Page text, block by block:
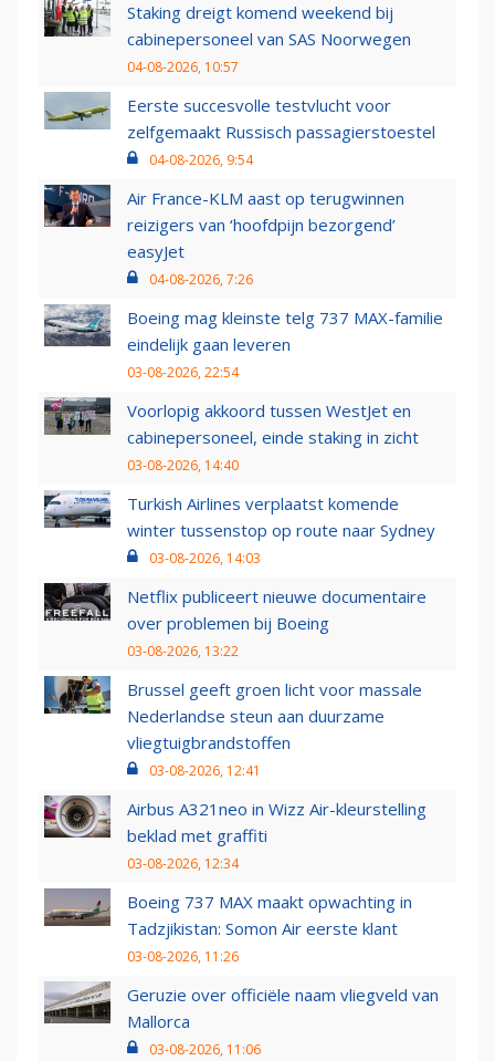
Staking dreigt komend weekend bij
cabinepersoneel van SAS Noorwegen
04-08-2026, 10:57
Eerste succesvolle testvlucht voor
zelfgemaakt Russisch passagierstoestel
04-08-2026, 9:54
Air France-KLM aast op terugwinnen
reizigers van ‘hoofdpijn bezorgend’
easyJet
04-08-2026, 7:26
Boeing mag kleinste telg 737 MAX-familie
eindelijk gaan leveren
03-08-2026, 22:54
Voorlopig akkoord tussen WestJet en
cabinepersoneel, einde staking in zicht
03-08-2026, 14:40
Turkish Airlines verplaatst komende
winter tussenstop op route naar Sydney
03-08-2026, 14:03
Netflix publiceert nieuwe documentaire
over problemen bij Boeing
03-08-2026, 13:22
Brussel geeft groen licht voor massale
Nederlandse steun aan duurzame
vliegtuigbrandstoffen
03-08-2026, 12:41
Airbus A321neo in Wizz Air-kleurstelling
beklad met graffiti
03-08-2026, 12:34
Boeing 737 MAX maakt opwachting in
Tadzjikistan: Somon Air eerste klant
03-08-2026, 11:26
Geruzie over officiële naam vliegveld van
Mallorca
03-08-2026, 11:06